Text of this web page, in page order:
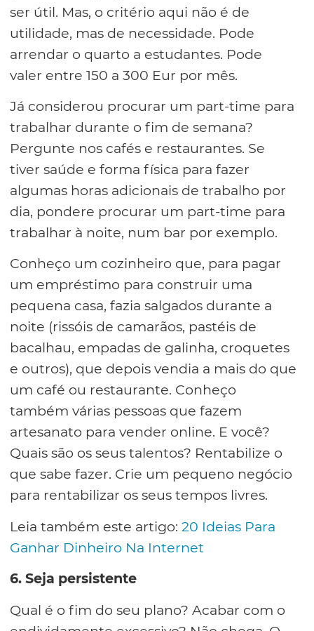
ser útil. Mas, o critério aqui não é de
utilidade, mas de necessidade. Pode
arrendar o quarto a estudantes. Pode
valer entre 150 a 300 Eur por mês.
Já considerou procurar um part-time para
trabalhar durante o fim de semana?
Pergunte nos cafés e restaurantes. Se
tiver saúde e forma física para fazer
algumas horas adicionais de trabalho por
dia, pondere procurar um part-time para
trabalhar à noite, num bar por exemplo.
Conheço um cozinheiro que, para pagar
um empréstimo para construir uma
pequena casa, fazia salgados durante a
noite (rissóis de camarãos, pastéis de
bacalhau, empadas de galinha, croquetes
e outros), que depois vendia a mais do que
um café ou restaurante. Conheço
também várias pessoas que fazem
artesanato para vender online. E você?
Quais são os seus talentos? Rentabilize o
que sabe fazer. Crie um pequeno negócio
para rentabilizar os seus tempos livres.
Leia também este artigo: 20 Ideias Para
Ganhar Dinheiro Na Internet
6. Seja persistente
Qual é o fim do seu plano? Acabar com o